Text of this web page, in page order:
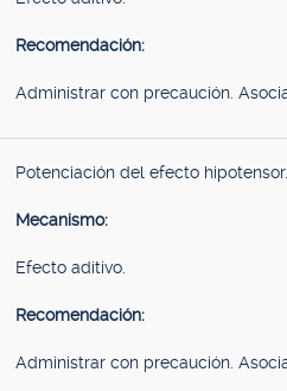
Recomendación:
Administrar con precaución.
Potenciación del efecto hipotensor.
Mecanismo:
Efecto aditivo.
Recomendación:
Administrar con precaución.